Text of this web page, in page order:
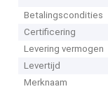
Betalingscondities
Certificering
Levering vermogen
Levertijd
Merknaam